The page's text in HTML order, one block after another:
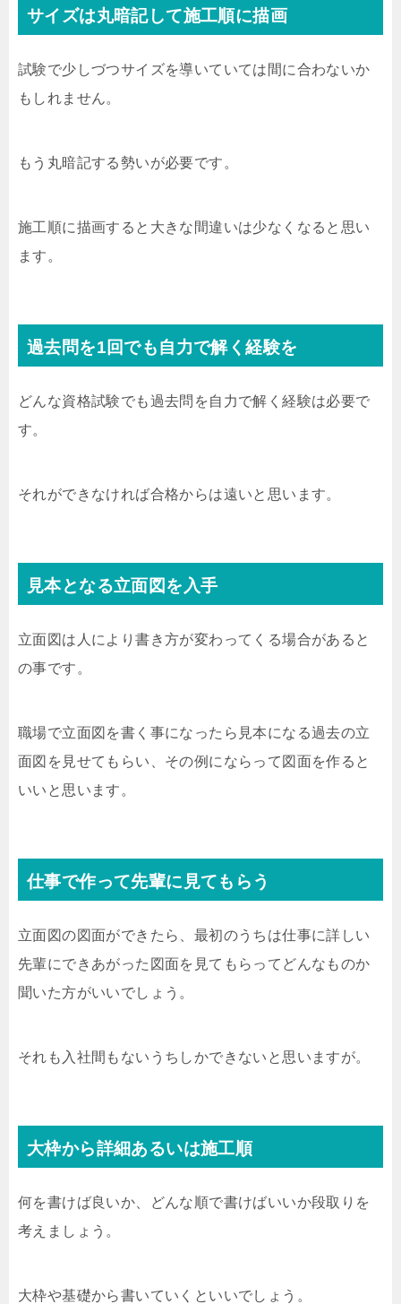
サイズは丸暗記して施工順に描画
試験で少しづつサイズを導いていては間に合わないか
もしれません。
もう丸暗記する勢いが必要です。
施工順に描画すると大きな間違いは少なくなると思い
ます。
過去問を1回でも自力で解く経験を
どんな資格試験でも過去問を自力で解く経験は必要で
す。
それができなければ合格からは遠いと思います。
見本となる立面図を入手
立面図は人により書き方が変わってくる場合があると
の事です。
職場で立面図を書く事になったら見本になる過去の立
面図を見せてもらい、その例にならって図面を作ると
いいと思います。
仕事で作って先輩に見てもらう
立面図の図面ができたら、最初のうちは仕事に詳しい
先輩にできあがった図面を見てもらってどんなものか
聞いた方がいいでしょう。
それも入社間もないうちしかできないと思いますが。
大枠から詳細あるいは施工順
何を書けば良いか、どんな順で書けばいいか段取りを
考えましょう。
大枠や基礎から書いていくといいでしょう。